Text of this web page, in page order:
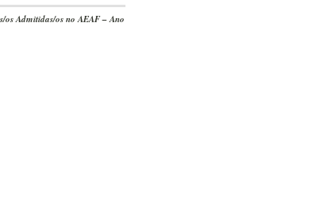
os Admitidas/os no AEAF – Ano